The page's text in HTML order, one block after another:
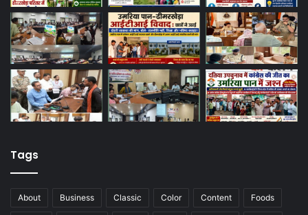
Tags
About Business Classic Color Content Foods